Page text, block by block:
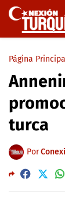
Página
turca
Por